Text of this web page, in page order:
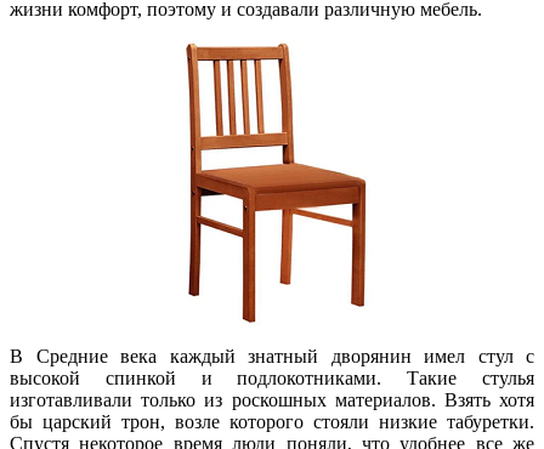
жизни комфорт, поэтому и создавали различную мебель.
В Средние века каждый знатный дворянин имел стул с
высокой спинкой и подлокотниками. Такие стулья
изготавливали только из роскошных материалов. Взять хотя
бы царский трон, возле которого стояли низкие табуретки.
Спустя некоторое время люди поняли, что удобнее все же